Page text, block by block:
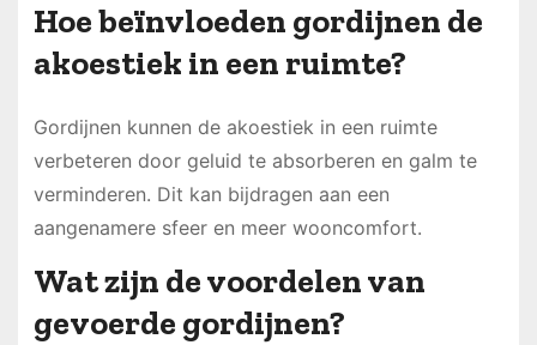
Hoe beïnvloeden gordijnen de
akoestiek in een ruimte?
Gordijnen kunnen de akoestiek in een ruimte
verbeteren door geluid te absorberen en galm te
verminderen. Dit kan bijdragen aan een
aangenamere sfeer en meer wooncomfort.
Wat zijn de voordelen van
gevoerde gordijnen?